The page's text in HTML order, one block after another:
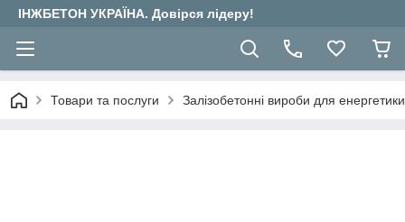
ІНЖБЕТОН УКРАЇНА. Довірся лідеру!
Товари та послуги Залізобетонні вироби для енергетики